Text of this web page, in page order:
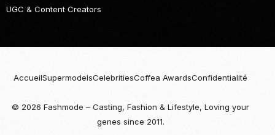
UGC & Content Creators
© 2026 Fashmode – Casting, Fashion & Lifestyle, Loving your
genes since 2011.
AccueilSupermodelsCelebritiesCoffea AwardsConfidentialité